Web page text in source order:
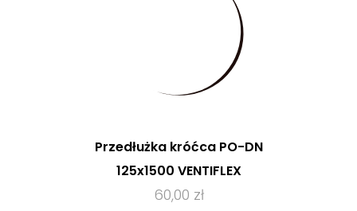
Przedłużka króćca PO-DN
125x1500 VENTIFLEX
60,00 zł